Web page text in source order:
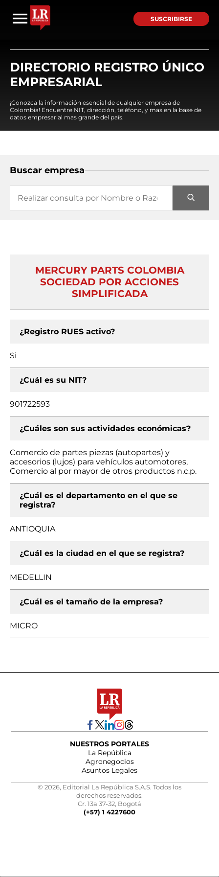
SUSCRIBIRSE
DIRECTORIO REGISTRO ÚNICO
EMPRESARIAL
¡Conozca la información esencial de cualquier empresa de
Colombia! Encuentre NIT, dirección, teléfono, y mas en la base de
datos empresarial mas grande del país.
Buscar empresa
MERCURY PARTS COLOMBIA
SOCIEDAD POR ACCIONES
SIMPLIFICADA
¿Registro RUES activo?
Si
¿Cuál es su NIT?
901722593
¿Cuáles son sus actividades económicas?
Comercio de partes piezas (autopartes) y
accesorios (lujos) para vehículos automotores,
Comercio al por mayor de otros productos n.c.p.
¿Cuál es el departamento en el que se
registra?
ANTIOQUIA
¿Cuál es la ciudad en el que se registra?
MEDELLIN
¿Cuál es el tamaño de la empresa?
MICRO
NUESTROS PORTALES
La República
Agronegocios
Asuntos Legales
© 2026, Editorial La República S.A.S. Todos los
derechos reservados.
Cr. 13a 37-32, Bogotá
(+57) 1 4227600